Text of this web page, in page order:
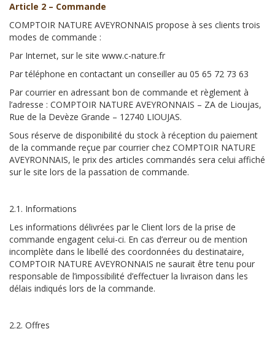
Article 2 – Commande
COMPTOIR NATURE AVEYRONNAIS propose à ses clients trois
modes de commande :
Par Internet, sur le site www.c-nature.fr
Par téléphone en contactant un conseiller au 05 65 72 73 63
Par courrier en adressant bon de commande et règlement à
l’adresse : COMPTOIR NATURE AVEYRONNAIS – ZA de Lioujas,
Rue de la Devèze Grande – 12740 LIOUJAS.
Sous réserve de disponibilité du stock à réception du paiement
de la commande reçue par courrier chez COMPTOIR NATURE
AVEYRONNAIS, le prix des articles commandés sera celui affiché
sur le site lors de la passation de commande.
2.1. Informations
Les informations délivrées par le Client lors de la prise de
commande engagent celui-ci. En cas d’erreur ou de mention
incomplète dans le libellé des coordonnées du destinataire,
COMPTOIR NATURE AVEYRONNAIS ne saurait être tenu pour
responsable de l’impossibilité d’effectuer la livraison dans les
délais indiqués lors de la commande.
2.2. Offres